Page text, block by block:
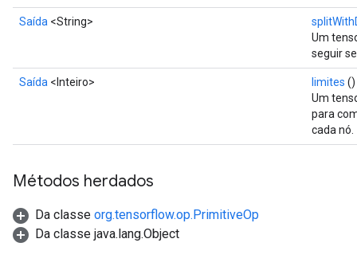
Saída <String>
Um
seguir
Saída <Inteiro> limites ()
Um
para
cada nó.
Métodos herdados
Da classe org.tensorflow.op.PrimitiveOp
Da classe java.lang.Object